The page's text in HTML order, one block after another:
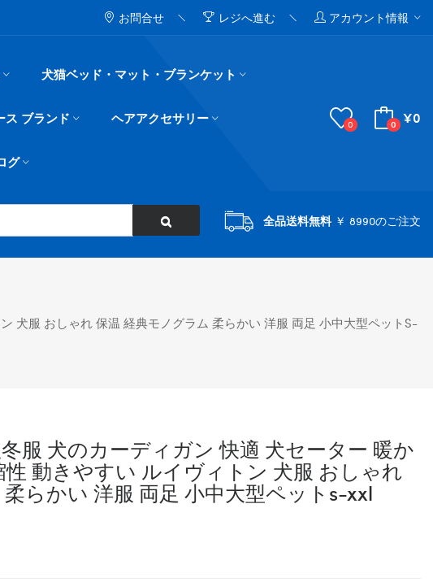
お問合せ レジへ進む アカウント情報
犬猫ベッド・マット・ブランケット
ス ブランド ヘアアクセサリー
グ
0 0 ¥0
全品送料無料￥ 8990のご注文
犬服 おしゃれ 保温 経典モノグラム 柔らかい 洋服 両足 小中大型ペットs-
服 犬のカーディガン 快適 犬セーター 暖か
動きやすい ルイヴィトン 犬服 おしゃれ
らかい 洋服 両足 小中大型ペットs-xxl